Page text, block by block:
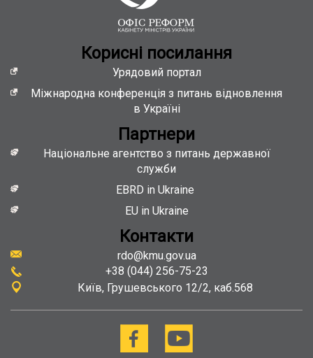
Кориснi посилання
Урядовий портал
Міжнародна конференція з питань відновлення
в Україні
Партнери
Національне агентство з питань державної
служби
EBRD in Ukraine
EU in Ukraine
Контакти
rdo@kmu.gov.ua
+38 (044) 256-75-23
Київ Грушевського 12/2, каб.568